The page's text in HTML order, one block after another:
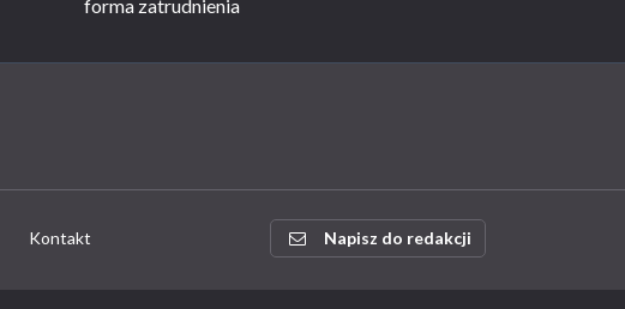
forma zatrudnienia
Kontakt Napisz do redakcji